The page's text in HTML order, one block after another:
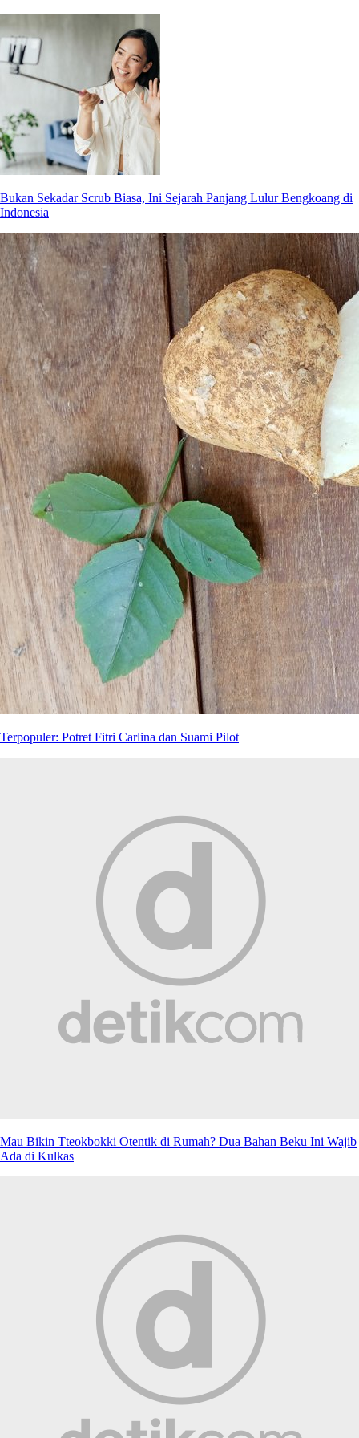
Bukan Sekadar Scrub Biasa, Ini Sejarah Panjang Lulur Bengkoang di
Indonesia
Terpopuler: Potret Fitri Carlina dan Suami Pilot
Mau Bikin Tteokbokki Otentik di Rumah? Dua Bahan Beku Ini Wajib
Ada di Kulkas